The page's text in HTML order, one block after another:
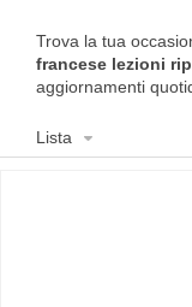
Trova la tua
francese lezioni
aggiornamenti
Lista